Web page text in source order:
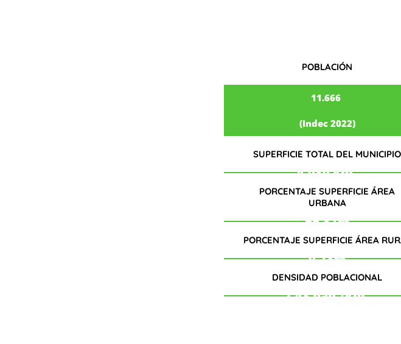
POBLACIÓN
11.666
(Indec 2022)
SUPERFICIE TOTAL DEL MUNICIPIO
4.080 km²
PORCENTAJE SUPERFICIE ÁREA
URBANA
99,87%
PORCENTAJE SUPERFICIE ÁREA
0.13%
DENSIDAD POBLACIONAL
2.43 hab./km²